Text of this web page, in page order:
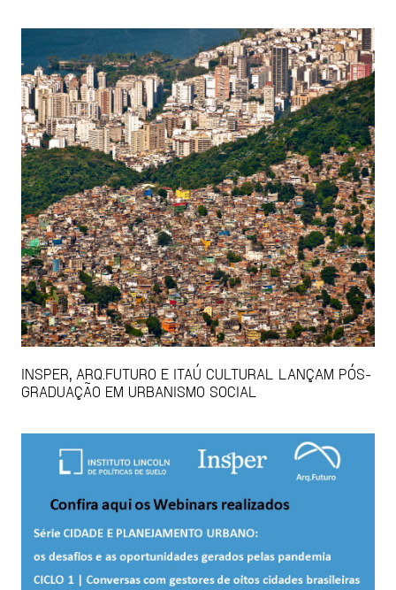
INSPER, ARQ.FUTURO E ITAÚ CULTURAL LANÇAM PÓS-
GRADUAÇÃO EM URBANISMO SOCIAL